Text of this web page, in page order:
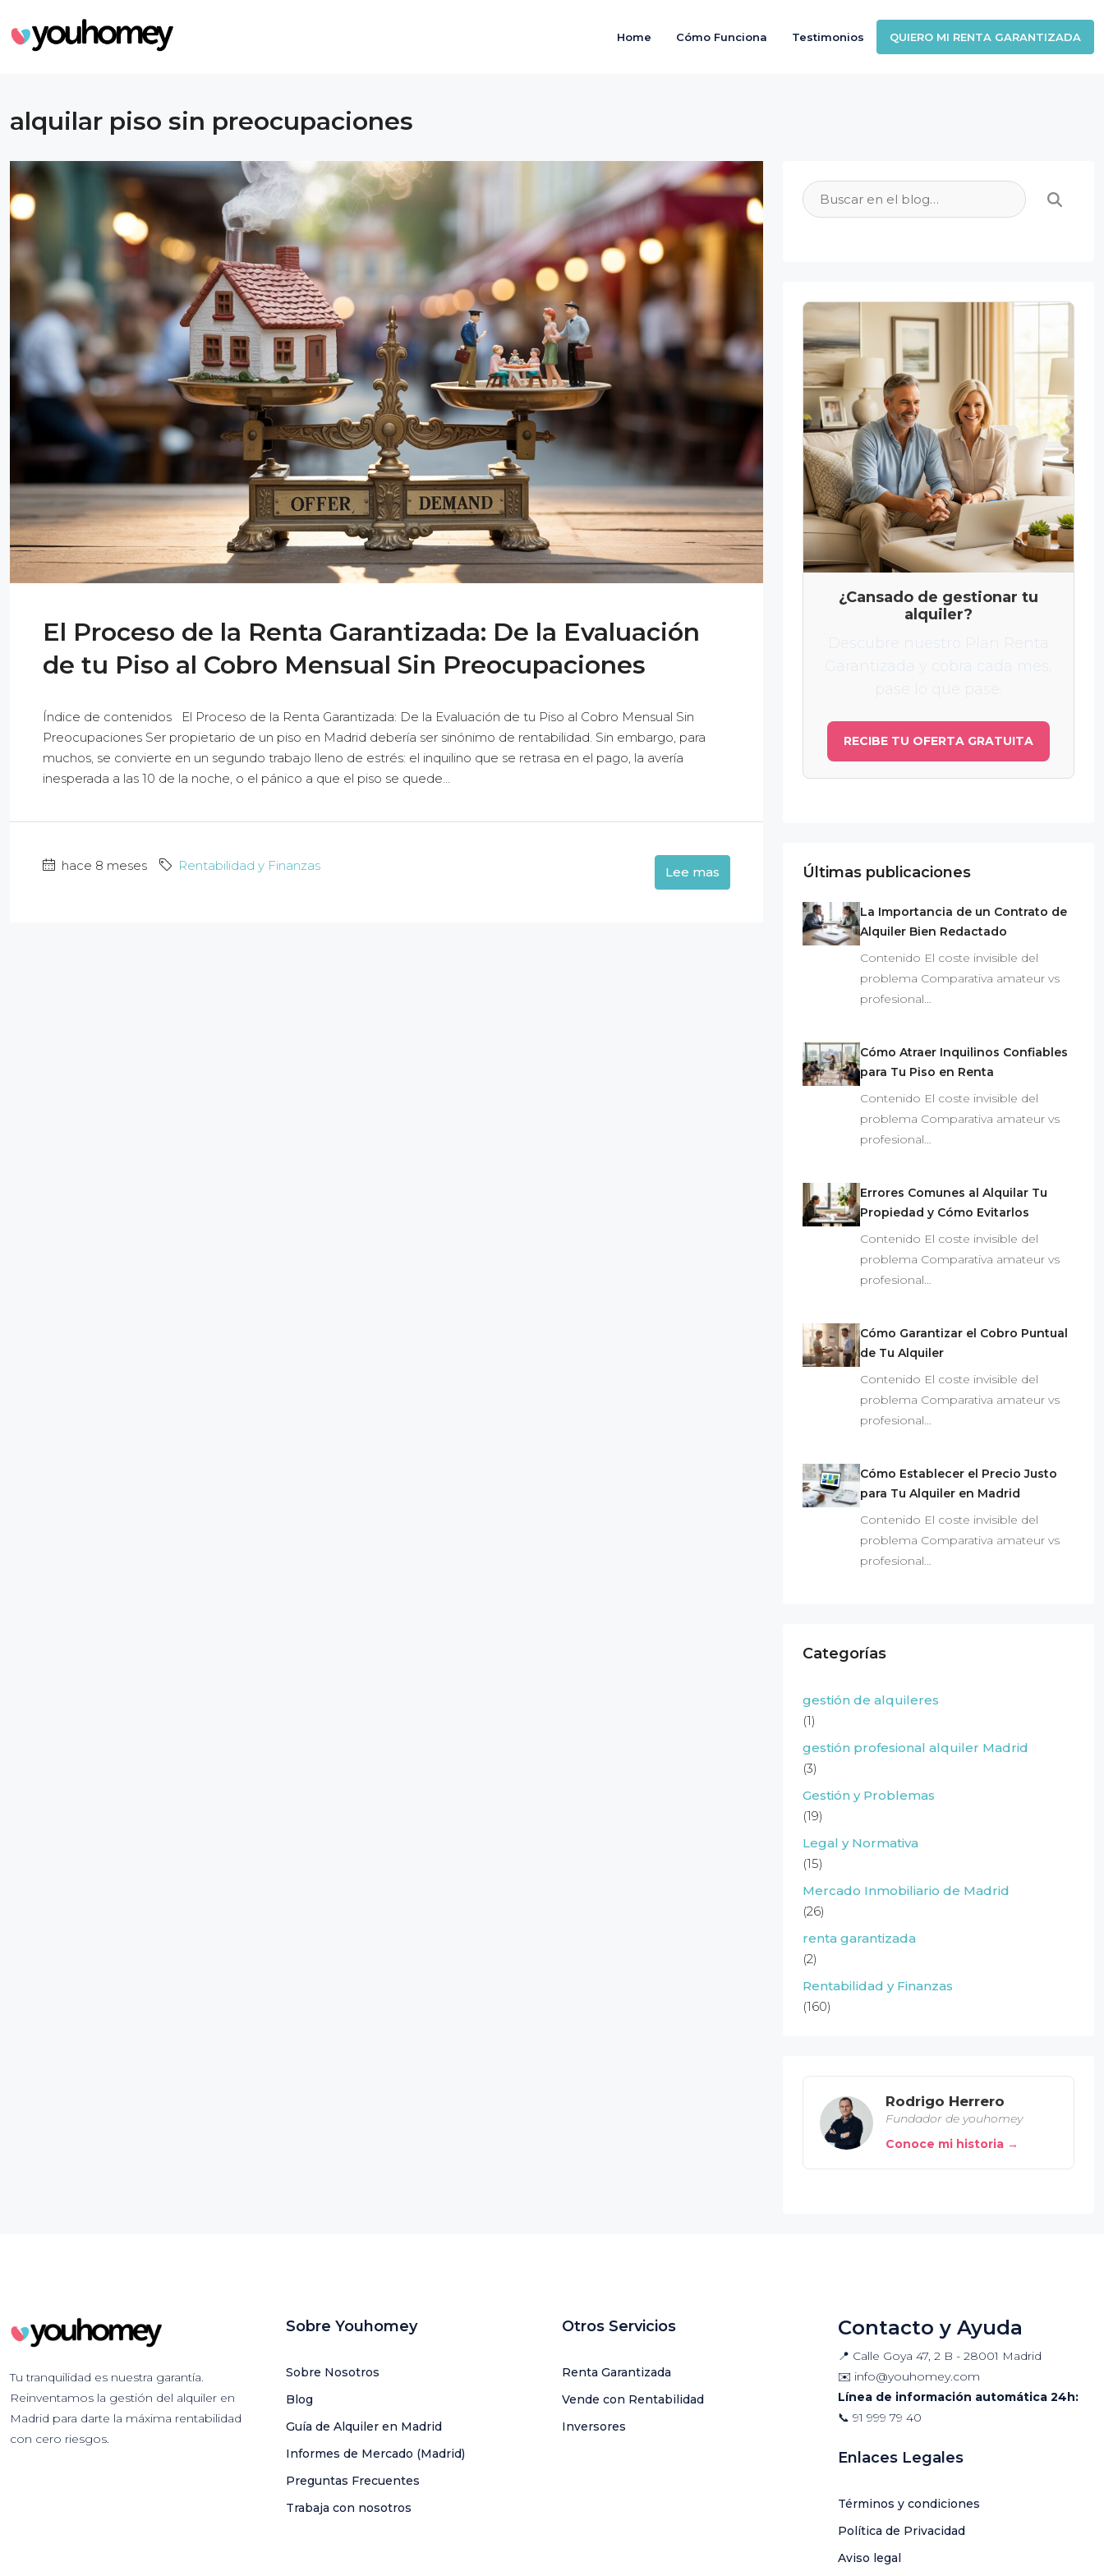
Home Cómo Funciona Testimonios QUIERO MI RENTA GARANTIZADA
alquilar piso sin preocupaciones
El Proceso de la Renta Garantizada: De la Evaluación
de tu Piso al Cobro Mensual Sin Preocupaciones
Índice de contenidos El Proceso de la Renta Garantizada: De la Evaluación de tu Piso al Cobro Mensual Sin
Preocupaciones Ser propietario de un piso en Madrid debería ser sinónimo de rentabilidad. Sin embargo, para
muchos, se convierte en un segundo trabajo lleno de estrés: el inquilino que se retrasa en el pago, la avería
inesperada a las 10 de la noche, o el pánico a que el piso se quede...
hace 8 meses Rentabilidad y Finanzas Lee mas
¿Cansado de gestionar tu
alquiler?
RECIBE TU OFERTA GRATUITA
Últimas publicaciones
La Importancia de un Contrato de
Alquiler Bien Redactado
Contenido El coste invisible del
problema Comparativa amateur vs
profesional…
Cómo Atraer Inquilinos Confiables
para Tu Piso en Renta
Contenido El coste invisible del
problema Comparativa amateur vs
profesional…
Errores Comunes al Alquilar Tu
Propiedad y Cómo Evitarlos
Contenido El coste invisible del
problema Comparativa amateur vs
profesional…
Cómo Garantizar el Cobro Puntual
de Tu Alquiler
Contenido El coste invisible del
problema Comparativa amateur vs
profesional…
Cómo Establecer el Precio Justo
para Tu Alquiler en Madrid
Contenido El coste invisible del
problema Comparativa amateur vs
profesional…
Categorías
gestión de alquileres
(1)
gestión profesional alquiler Madrid
(3)
Gestión y Problemas
(19)
Legal y Normativa
(15)
Mercado Inmobiliario de Madrid
(26)
renta garantizada
(2)
Rentabilidad y Finanzas
(160)
Rodrigo Herrero
Fundador de youhomey
Conoce mi historia →
Tu tranquilidad es nuestra garantía.
Reinventamos la gestión del alquiler en
Madrid para darte la máxima rentabilidad
con cero riesgos.
Sobre Youhomey
Sobre Nosotros
Blog
Guía de Alquiler en Madrid
Informes de Mercado (Madrid)
Preguntas Frecuentes
Trabaja con nosotros
Otros Servicios
Renta Garantizada
Vende con Rentabilidad
Inversores
Contacto y Ayuda
📍 Calle Goya 47, 2 B - 28001 Madrid
✉️ info@youhomey.com
Línea de información automática 24h:
📞 91 999 79 40
Enlaces Legales
Términos y condiciones
Política de Privacidad
Aviso legal